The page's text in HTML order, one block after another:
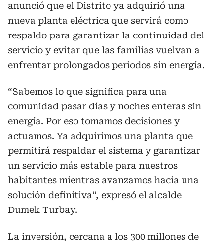
anunció que el Distrito ya adquirió una
nueva planta eléctrica que servirá como
respaldo para garantizar la continuidad del
servicio y evitar que las familias vuelvan a
enfrentar prolongados periodos sin energía.
“Sabemos lo que significa para una
comunidad pasar días y noches enteras sin
energía. Por eso tomamos decisiones y
actuamos. Ya adquirimos una planta que
permitirá respaldar el sistema y garantizar
un servicio más estable para nuestros
habitantes mientras avanzamos hacia una
solución definitiva”, expresó el alcalde
Dumek Turbay.
La inversión, cercana a los 300 millones de